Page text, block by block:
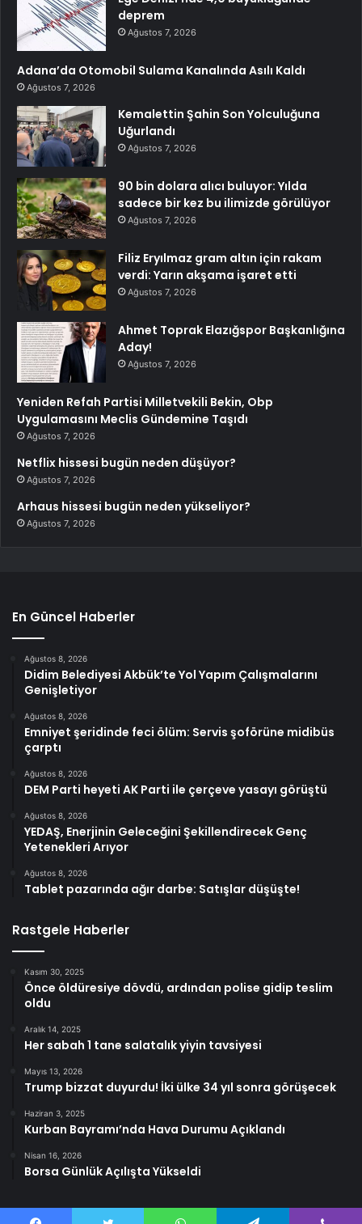
deprem
Ağustos 7, 2026
Adana’da Otomobil Sulama Kanalında Asılı Kaldı
Ağustos 7, 2026
Kemalettin Şahin Son Yolculuğuna
Uğurlandı
Ağustos 7, 2026
90 bin dolara alıcı buluyor: Yılda
sadece bir kez bu ilimizde görülüyor
Ağustos 7, 2026
Filiz Eryılmaz gram altın için rakam
verdi: Yarın akşama işaret etti
Ağustos 7, 2026
Ahmet Toprak Elazığspor Başkanlığına
Aday!
Ağustos 7, 2026
Yeniden Refah Partisi Milletvekili Bekin, Obp
Uygulamasını Meclis Gündemine Taşıdı
Ağustos 7, 2026
Netflix hissesi bugün neden düşüyor?
Ağustos 7, 2026
Arhaus hissesi bugün neden yükseliyor?
Ağustos 7, 2026
En Güncel Haberler
Ağustos 8, 2026
Didim Belediyesi Akbük’te Yol Yapım Çalışmalarını
Genişletiyor
Ağustos 8, 2026
Emniyet şeridinde feci ölüm: Servis şoförüne midibüs
çarptı
Ağustos 8, 2026
DEM Parti heyeti AK Parti ile çerçeve yasayı görüştü
Ağustos 8, 2026
YEDAŞ, Enerjinin Geleceğini Şekillendirecek Genç
Yetenekleri Arıyor
Ağustos 8, 2026
Tablet pazarında ağır darbe: Satışlar düşüşte!
Rastgele Haberler
Kasım 30, 2025
Önce öldüresiye dövdü, ardından polise gidip teslim
oldu
Aralık 14, 2025
Her sabah 1 tane salatalık yiyin tavsiyesi
Mayıs 13, 2026
Trump bizzat duyurdu! İki ülke 34 yıl sonra görüşecek
Haziran 3, 2025
Kurban Bayramı’nda Hava Durumu Açıklandı
Nisan 16, 2026
Borsa Günlük Açılışta Yükseldi